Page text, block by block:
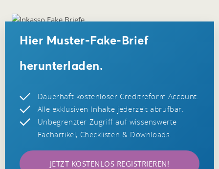
Hier Muster-Fake-Brief
herunterladen.
Dauerhaft kostenloser Creditreform Account.
Alle exklusiven Inhalte jederzeit abrufbar.
Unbegrenzter Zugriff auf wissenswerte
Fachartikel, Checklisten & Downloads.
JETZT KOSTENLOS REGISTRIEREN!